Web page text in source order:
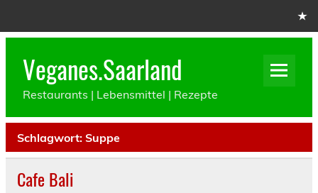
Veganes.Saarland
Restaurants | Lebensmittel | Rezepte
Schlagwort: Suppe
Cafe Bali